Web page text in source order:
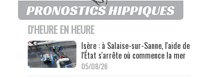
D'HEURE EN HEURE
Isère : à Salaise-sur-Sanne, l'aide de
l'État s'arrête où commence la mer
05/08/26